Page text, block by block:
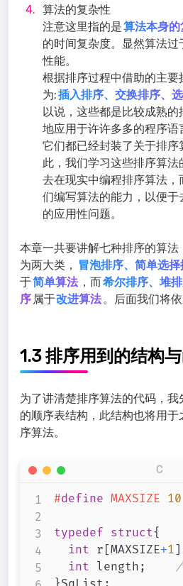
算法的复杂性
注意这里指的是算法本身的
的时间复杂度。显然算法
性能。
根据排序过程中借助的主
为:插入排序、交换排序、
以说，这些都是比较成熟
地应用于许许多多的程序
它们都已经封装了关于排序
此，我们学习这些排序算
去在现实中编程排序算法
们编写算法的能力，以便
的应用性问题。
本章一共要讲解七种排序的算
为两大类， 冒泡排序、简单选
于简单算法 ，而希尔排序、堆
序 属于改进算法。后面我们将依
1.3 排序用到的结构
为了讲清楚排序算法的代码，
的顺序表结构，此结构也将用
序算法。
#define MAXSIZE 10
typedef struct{
int r [MAXSIZE+1 ]
int length ;
/
C